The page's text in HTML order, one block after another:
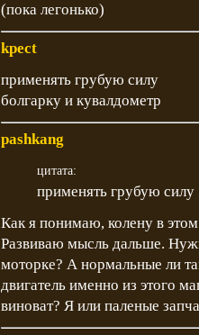
(пока легонько)
kpect
применять грубую силу
болгарку и кувалдометр
pashkang
цитата:
применять грубую силу
Как я понимаю, колену в
Развиваю мысль дальше.
моторке? А нормальные ли
двигатель именно из этого
виноват? Я или паленые